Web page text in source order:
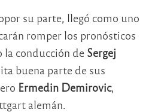
su parte, llegó como uno
romper los pronósticos
la conducción de Sergej
buena parte de sus
Ermedin Demirovic,
alemán.